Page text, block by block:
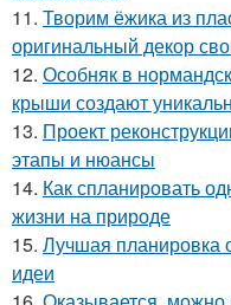
11. Творим ёжика из
оригинальный декор
12. Особняк в
крыши создают
13. Проект
этапы и нюансы
14. Как спланировать
жизни на природе
15. Лучшая планировка
идеи